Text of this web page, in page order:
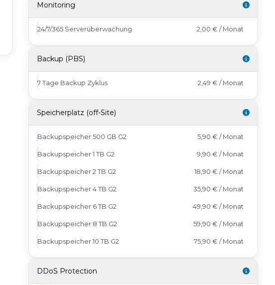
Monitoring
24/7/365 Serverüberwachung 2,00 € / Monat
Backup (PBS)
7 Tage Backup Zyklus 2,49 € / Monat
Speicherplatz (off-Site)
Backupspeicher 500 GB G2 5,90 € / Monat
Backupspeicher 1 TB G2 9,90 € / Monat
Backupspeicher 2 TB G2 18,90 € / Monat
Backupspeicher 4 TB G2 35,90 € / Monat
Backupspeicher 6 TB G2 49,90 € / Monat
Backupspeicher 8 TB G2 59,90 € / Monat
Backupspeicher 10 TB G2 75,90 € / Monat
DDoS Protection